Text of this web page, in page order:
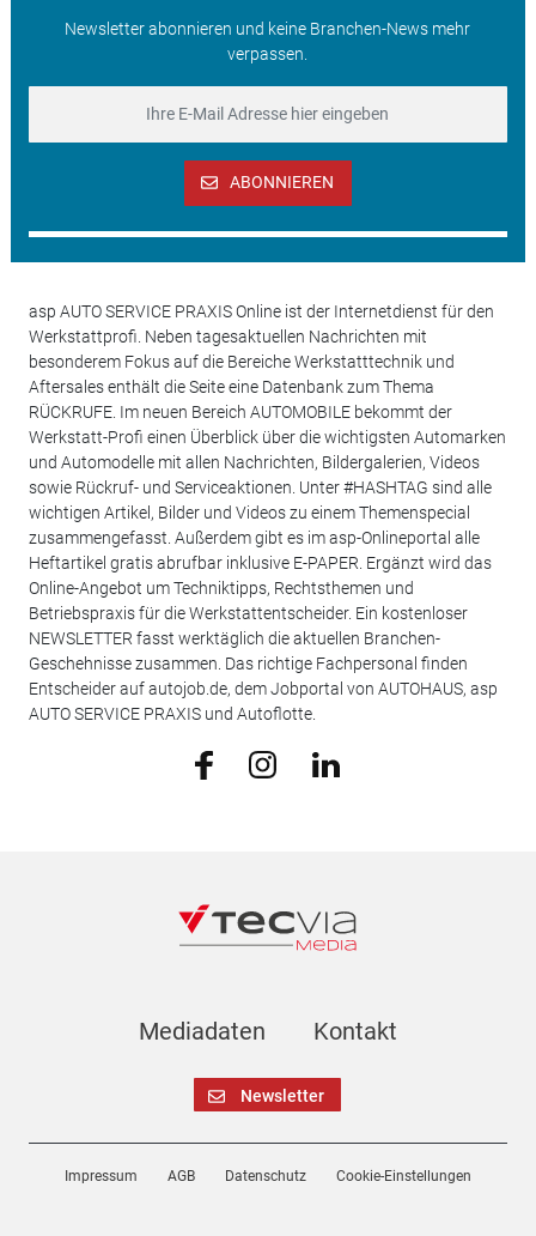
Newsletter abonnieren und keine Branchen-News mehr
verpassen.
ABONNIEREN
asp AUTO SERVICE PRAXIS Online ist der Internetdienst für den
Werkstattprofi. Neben tagesaktuellen Nachrichten mit
besonderem Fokus auf die Bereiche Werkstatttechnik und
Aftersales enthält die Seite eine Datenbank zum Thema
RÜCKRUFE. Im neuen Bereich AUTOMOBILE bekommt der
Werkstatt-Profi einen Überblick über die wichtigsten Automarken
und Automodelle mit allen Nachrichten, Bildergalerien, Videos
sowie Rückruf- und Serviceaktionen. Unter #HASHTAG sind alle
wichtigen Artikel, Bilder und Videos zu einem Themenspecial
zusammengefasst. Außerdem gibt es im asp-Onlineportal alle
Heftartikel gratis abrufbar inklusive E-PAPER. Ergänzt wird das
Online-Angebot um Techniktipps, Rechtsthemen und
Betriebspraxis für die Werkstattentscheider. Ein kostenloser
NEWSLETTER fasst werktäglich die aktuellen Branchen-
Geschehnisse zusammen. Das richtige Fachpersonal finden
Entscheider auf autojob.de, dem Jobportal von AUTOHAUS, asp
AUTO SERVICE PRAXIS und Autoflotte.
Mediadaten Kontakt
Newsletter
Impressum AGB Datenschutz Cookie-Einstellungen